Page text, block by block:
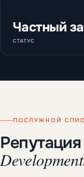
Частный
СТАТУС
ПОСЛУЖНОЙ